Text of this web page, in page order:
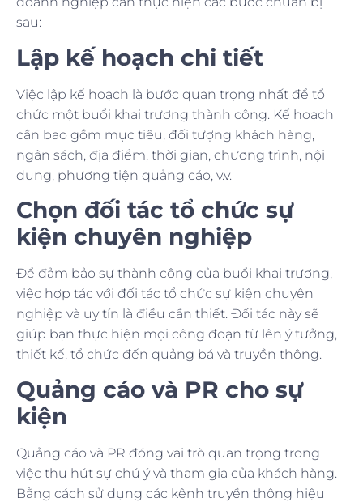
sau:
Lập kế hoạch chi tiết
Việc lập kế hoạch là bước quan trọng nhất để tổ
chức một buổi khai trương thành công. Kế hoạch
cần bao gồm mục tiêu, đối tượng khách hàng,
ngân sách, địa điểm, thời gian, chương trình, nội
dung, phương tiện quảng cáo, v.v.
Chọn đối tác tổ chức sự
kiện chuyên nghiệp
Để đảm bảo sự thành công của buổi khai trương,
việc hợp tác với đối tác tổ chức sự kiện chuyên
nghiệp và uy tín là điều cần thiết. Đối tác này sẽ
giúp bạn thực hiện mọi công đoạn từ lên ý tưởng,
thiết kế, tổ chức đến quảng bá và truyền thông.
Quảng cáo và PR cho sự
kiện
Quảng cáo và PR đóng vai trò quan trọng trong
việc thu hút sự chú ý và tham gia của khách hàng.
Bằng cách sử dụng các kênh truyền thông hiệu